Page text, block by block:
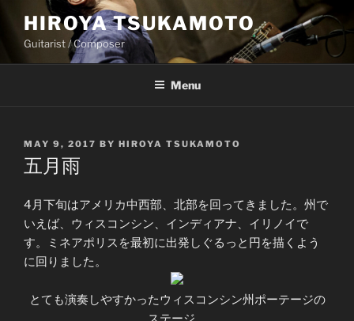
content
HIROYA TSUKAMOTO
Guitarist / Composer
Menu
POSTED
ON
MAY 9, 2017 BY HIROYA TSUKAMOTO
五月雨
4月下旬はアメリカ中西部、北部を回ってきました。州で
いえば、ウィスコンシン、インディアナ、イリノイで
す。ミネアポリスを最初に出発しぐるっと円を描くよう
に回りました。
とても演奏しやすかったウィスコンシン州ポーテージの